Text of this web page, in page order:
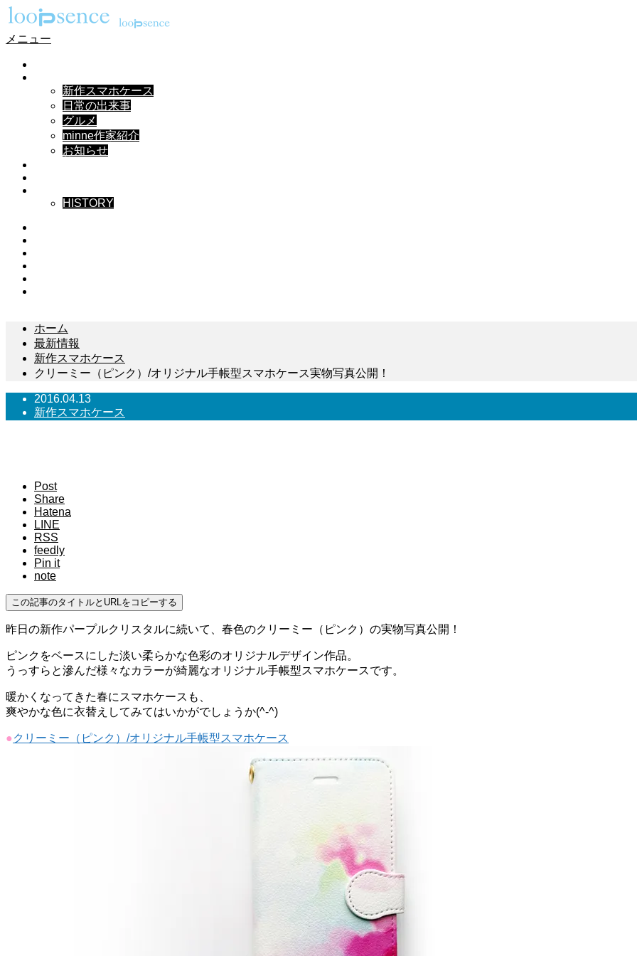
メニュー
新作スマホケース
日常の出来事
グルメ
minne作家紹介
お知らせ
HISTORY
ホーム
最新情報
新作スマホケース
クリーミー（ピンク）/オリジナル手帳型スマホケース実物写真公開！
2016.04.13
新作スマホケース
Post
Share
Hatena
LINE
RSS
feedly
Pin it
note
この記事のタイトルとURLをコピーする
昨日の新作パープルクリスタルに続いて、春色のクリーミー（ピンク）の実物写真公開！
ピンクをベースにした淡い柔らかな色彩のオリジナルデザイン作品。
うっすらと滲んだ様々なカラーが綺麗なオリジナル手帳型スマホケースです。
暖かくなってきた春にスマホケースも、
爽やかな色に衣替えしてみてはいかがでしょうか(^-^)
●クリーミー（ピンク）/オリジナル手帳型スマホケース